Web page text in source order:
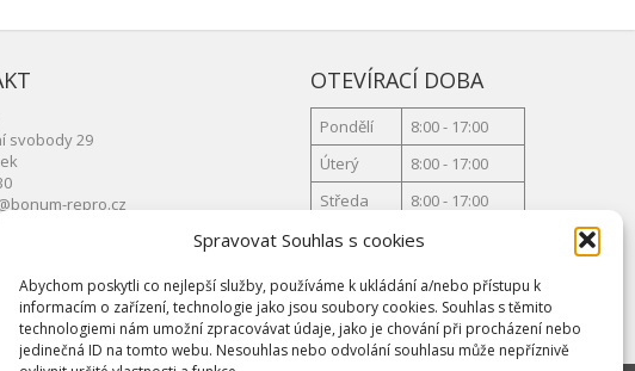
Spravovat Souhlas s cookies
Abychom poskytli co nejlepší služby, používáme k ukládání a/nebo přístupu k
informacím o zařízení, technologie jako jsou soubory cookies. Souhlas s těmito
technologiemi nám umožní zpracovávat údaje, jako je chování při procházení nebo
jedinečná ID na tomto webu. Nesouhlas nebo odvolání souhlasu může nepříznivě
svobody 29
repro.cz
29
repro.cz
OTEVÍRACÍ DOBA
Pondělí
8:00 - 17:00
Úterý
8:00 - 17:00
Středa
8:00 - 17:00
Čtvrtek
8:00 - 17:00
Pátek
8:00 - 17:00